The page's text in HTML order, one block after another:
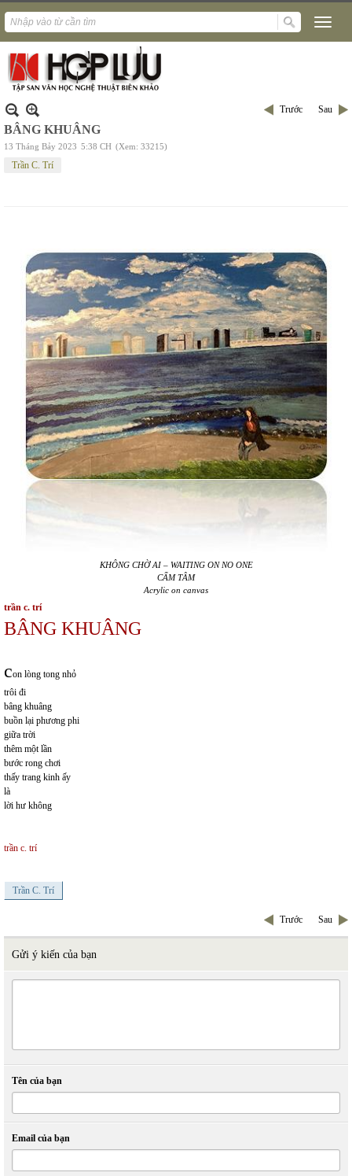
Trước Sau
BÂNG KHUÂNG
13 Tháng Bảy 2023 5:38 CH (Xem: 33215)
Trần C. Trí
KHÔNG CHỜ AI – WAITING ON NO ONE
CẨM TÂM
Acrylic on canvas
trần c. trí
BÂNG KHUÂNG
con lòng tong nhỏ
trôi đi
bâng khuâng
buồn lại phương phi
giữa trời
thêm một lần
bước rong chơi
thấy trang kinh ấy
là
lời hư không
trần c. trí
Trần C. Trí
Trước Sau
Gửi ý kiến của bạn
Tên của bạn
Email của bạn